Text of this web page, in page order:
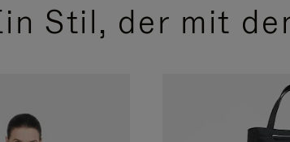
Stil, der mit